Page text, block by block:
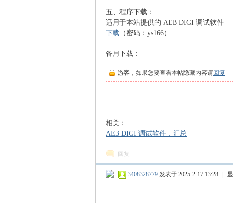
五、程序下载：
适用于本站提供的 AEB DIGI 调试软件
下载 （密码：ys166）
备用下载：
游客，如果您要查看本帖隐藏内容请回复
相关：
AEB DIGI 调试软件，汇总
回复
3408328779 发表于 2025-2-17 13:28